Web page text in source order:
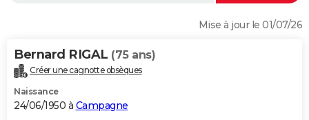
Alimentation
Guide de la santé
Maladies
Médicaments
Sommeil
VOYAGE
Destinations
City break
Voyage nature
Voyage de noces
Forum
Climat
+PHOTO
GUIDES D'ACHAT
Mise à jour le 01/07/26
Bernard RIGAL (75 ans)
Créer une cagnotte obsèques
Naissance
24/06/1950 à Campagne